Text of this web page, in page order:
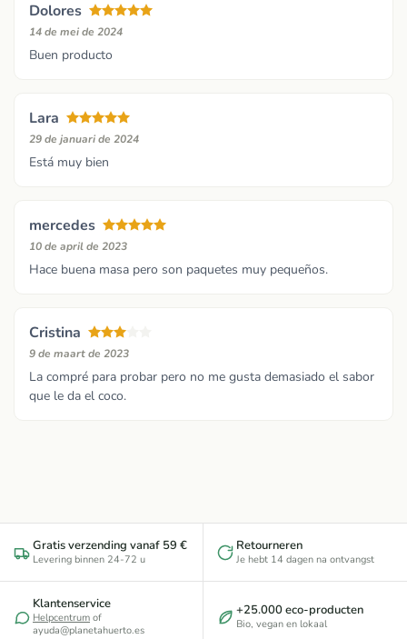
Dolores
14 de mei de 2024
Buen producto
Lara
29 de januari de 2024
Está muy bien
mercedes
10 de april de 2023
Hace buena masa pero son paquetes muy pequeños.
Cristina
9 de maart de 2023
La compré para probar pero no me gusta demasiado el sabor
que le da el coco.
Gratis verzending vanaf 59 €
Levering binnen 24-72 u
Retourneren
Je hebt 14 dagen na ontvangst
Klantenservice
Helpcentrum of
ayuda@planetahuerto.es
+25.000 eco-producten
Bio, vegan en lokaal